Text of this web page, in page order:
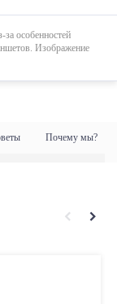
Почему мы?
особенностей
Изображение